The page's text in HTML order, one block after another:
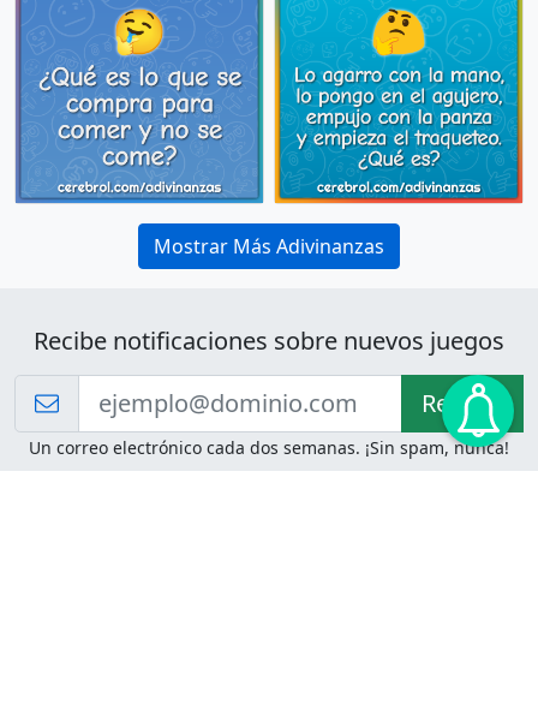
Mostrar Más Adivinanzas
Recibe notificaciones sobre nuevos juegos
Recibir!
Un correo electrónico cada dos semanas. ¡Sin spam, nunca!